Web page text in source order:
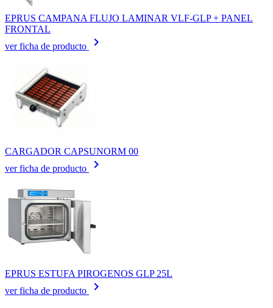
EPRUS CAMPANA FLUJO LAMINAR VLF-GLP + PANEL
FRONTAL
ver ficha de producto
keyboard_arrow_right
CARGADOR CAPSUNORM 00
ver ficha de producto
keyboard_arrow_right
EPRUS ESTUFA PIROGENOS GLP 25L
ver ficha de producto
keyboard_arrow_right